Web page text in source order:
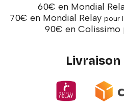
60€ en Mondial
70€ en Mondial Relay pour
90€ en Colissimo